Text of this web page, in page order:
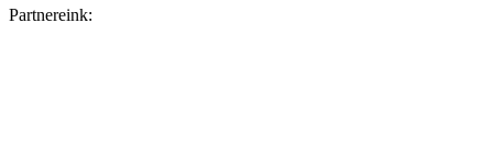
Partnereink: